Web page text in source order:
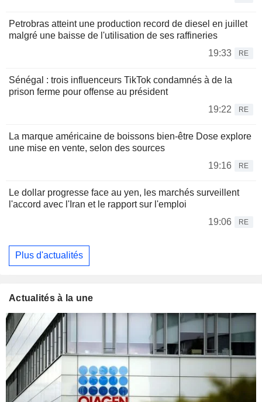
Petrobras atteint une production record de diesel en juillet
malgré une baisse de l'utilisation de ses raffineries
19:33
RE
Sénégal : trois influenceurs TikTok condamnés à de la
prison ferme pour offense au président
19:22
RE
La marque américaine de boissons bien-être Dose explore
une mise en vente, selon des sources
19:16
RE
Le dollar progresse face au yen, les marchés surveillent
l'accord avec l'Iran et le rapport sur l'emploi
19:06
RE
Plus d'actualités
Actualités à la une